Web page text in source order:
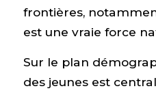
frontières,
est une vraie force
Sur le plan
des jeunes est